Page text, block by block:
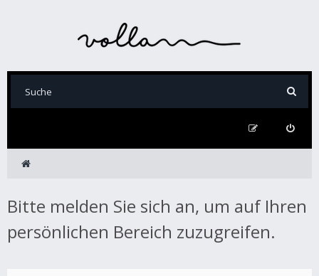
Bitte melden Sie sich an, um auf Ihren
persönlichen Bereich zuzugreifen.